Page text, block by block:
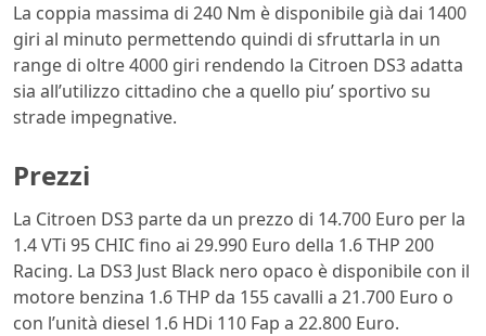
La coppia massima di 240 Nm è disponibile già dai 1400
giri al minuto permettendo quindi di sfruttarla in un
range di oltre 4000 giri rendendo la Citroen DS3 adatta
sia all’utilizzo cittadino che a quello piu’ sportivo su
strade impegnative.
Prezzi
La Citroen DS3 parte da un prezzo di 14.700 Euro per la
1.4 VTi 95 CHIC fino ai 29.990 Euro della 1.6 THP 200
Racing. La DS3 Just Black nero opaco è disponibile con il
motore benzina 1.6 THP da 155 cavalli a 21.700 Euro o
con l’unità diesel 1.6 HDi 110 Fap a 22.800 Euro.